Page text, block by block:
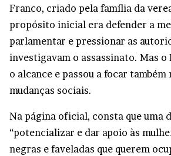
Franco, criado pela família da
propósito inicial era defender a
parlamentar e pressionar as
investigavam o assassinato. Mas
o alcance e passou a focar
mudanças sociais.
Na página oficial, consta que uma
“potencializar e dar apoio às
negras e faveladas que querem